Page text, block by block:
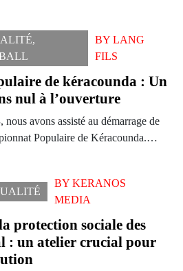
,
BYLANG
FILS
de kéracounda : Un
nul à l’ouverture
avons assisté au démarrage de
Populaire de Kéracounda.…
BY KERANOS
MEDIA
protection sociale des
: un atelier crucial pour